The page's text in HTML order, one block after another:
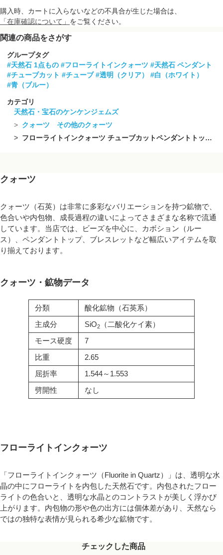
購入時、カートに入らないなどの不具合が生じた場合は、
「在庫確認について」 をご覧ください。
関連の商品をさがす
グループタグ
#天然石 1点もの #フローライトインクォーツ #天然石 ペンダント
#チューブカット #チューブ #透明（クリア）
#白（ホワイト）
#青（ブルー）
カテゴリ
天然石・宝石のケンケンジェムズ
クォーツ その他のクォーツ
フローライトインクォーツ チューブカットペンダントトップ 18KGP製 NO.3【1点もの】
クォーツ
クォーツ（石英）は非常に多彩なバリエーションを持つ鉱物で、
色合いや内包物、成長過程の違いによってさまざまな名称で流通
しています。当店では、ビーズを中心に、カボション（ルー
ス）、ペンダントトップ、ブレスレットなど幅広いアイテムを取
り揃えております。
クォーツ・鉱物データ
分類
酸化鉱物（石英系）
主成分
SiO2
（二酸化ケイ素）
モース硬度
7
比重
2.65
屈折率
1.544～1.553
劈開性
なし
フローライトインクォーツ
「フローライトインクォーツ（Fluorite in Quartz）」は、透明な水
晶の中にフローライトを内包した天然石です。内包されたフロー
ライトの色合いと、透明な水晶とのコントラストが美しく浮かび
上がります。内包物の形や色の出方には個体差があり、天然なら
ではの独特な表情が見られる希少な鉱物です。
チェックした商品